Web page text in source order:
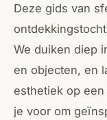
Deze gids van
We duiken diep
en objecten, en
esthetiek op
je voor om